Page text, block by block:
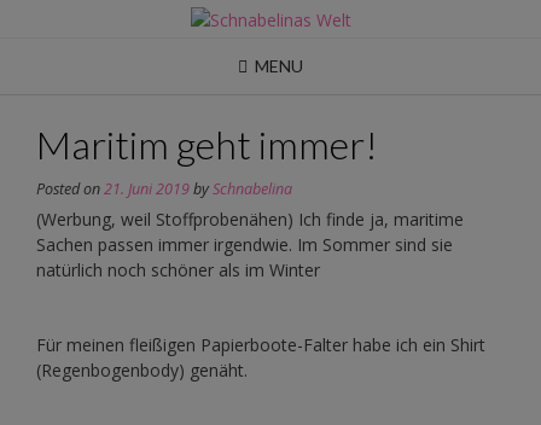
MENU
Maritim geht immer!
Posted on21. Juni 2019bySchnabelina
(Werbung, weil Stoffprobenähen) Ich finde ja, maritime
Sachen passen immer irgendwie. Im Sommer sind sie
natürlich noch schöner als im Winter
Für meinen fleißigen Papierboote-Falter habe ich ein Shirt
(Regenbogenbody) genäht.